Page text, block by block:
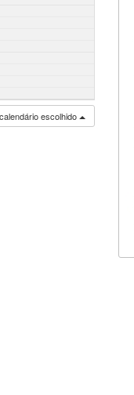
escolhido